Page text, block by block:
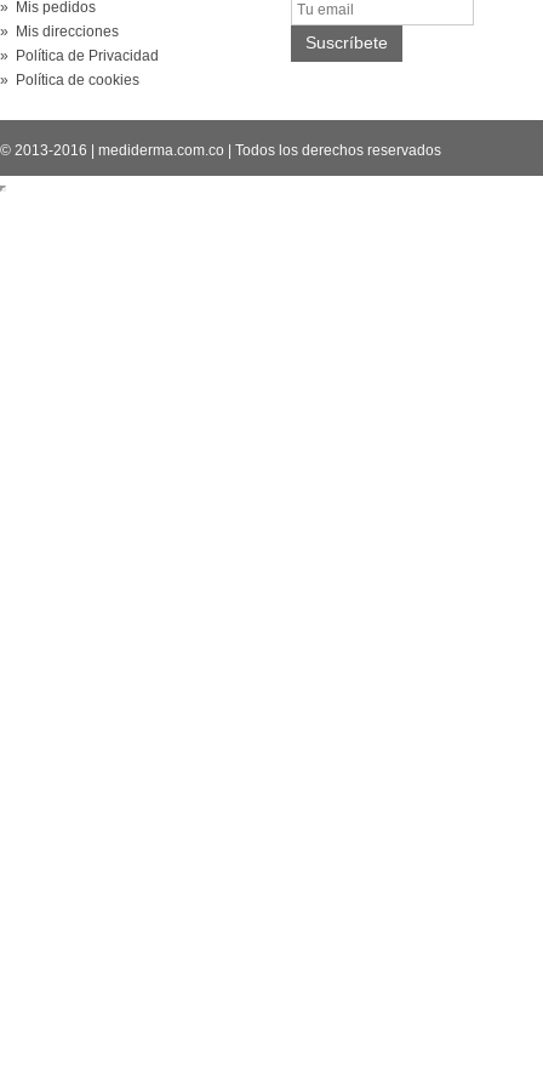
» Mis pedidos
» Mis direcciones
» Política de Privacidad
» Política de cookies
© 2013-2016 mediderma.com.co Todos los derechos reservados